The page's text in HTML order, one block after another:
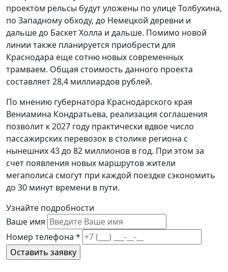
проектом рельсы будут уложены по улице Толбухина,
по Западному обходу, до Немецкой деревни и
дальше до Баскет Холла и дальше. Помимо новой
линии также планируется приобрести для
Краснодара еще сотню новых современных
трамваем. Общая стоимость данного проекта
составляет 28,4 миллиардов рублей.
По мнению губернатора Краснодарского края
Вениамина Кондратьева, реализация соглашения
позволит к 2027 году практически вдвое число
пассажирских перевозок в столике региона с
нынешних 43 до 82 миллионов в год. При этом за
счет появления новых маршрутов жители
мегаполиса смогут при каждой поездке сэкономить
до 30 минут времени в пути.
Узнайте подробности
Ваше имя
Номер телефона *